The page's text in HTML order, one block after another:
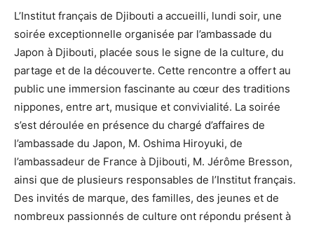
L’Institut français de Djibouti a accueilli, lundi soir, une
soirée exceptionnelle organisée par l’ambassade du
Japon à Djibouti, placée sous le signe de la culture, du
partage et de la découverte. Cette rencontre a offert au
public une immersion fascinante au cœur des traditions
nippones, entre art, musique et convivialité. La soirée
s’est déroulée en présence du chargé d’affaires de
l’ambassade du Japon, M. Oshima Hiroyuki, de
l’ambassadeur de France à Djibouti, M. Jérôme Bresson,
ainsi que de plusieurs responsables de l’Institut français.
Des invités de marque, des familles, des jeunes et de
nombreux passionnés de culture ont répondu présent à